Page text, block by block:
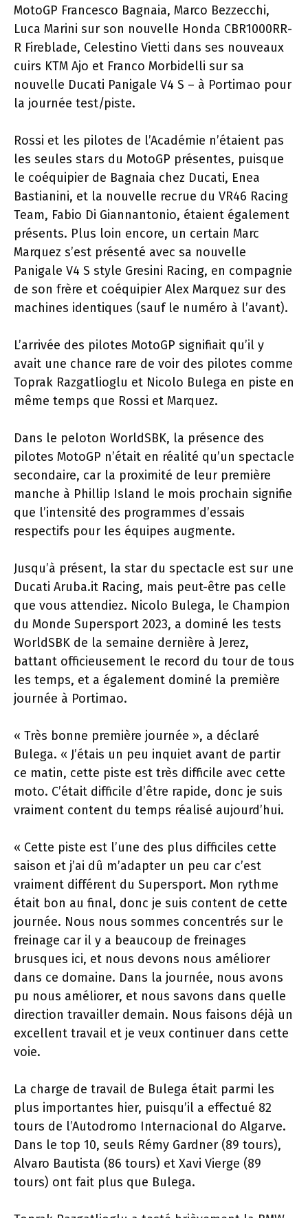
MotoGP Francesco Bagnaia, Marco Bezzecchi,
Luca Marini sur son nouvelle Honda CBR1000RR-
R Fireblade, Celestino Vietti dans ses nouveaux
cuirs KTM Ajo et Franco Morbidelli sur sa
nouvelle Ducati Panigale V4 S – à Portimao pour
la journée test/piste.
Rossi et les pilotes de l’Académie n’étaient pas
les seules stars du MotoGP présentes, puisque
le coéquipier de Bagnaia chez Ducati, Enea
Bastianini, et la nouvelle recrue du VR46 Racing
Team, Fabio Di Giannantonio, étaient également
présents. Plus loin encore, un certain Marc
Marquez s’est présenté avec sa nouvelle
Panigale V4 S style Gresini Racing, en compagnie
de son frère et coéquipier Alex Marquez sur des
machines identiques (sauf le numéro à l’avant).
L’arrivée des pilotes MotoGP signifiait qu’il y
avait une chance rare de voir des pilotes comme
Toprak Razgatlioglu et Nicolo Bulega en piste en
même temps que Rossi et Marquez.
Dans le peloton WorldSBK, la présence des
pilotes MotoGP n’était en réalité qu’un spectacle
secondaire, car la proximité de leur première
manche à Phillip Island le mois prochain signifie
que l’intensité des programmes d’essais
respectifs pour les équipes augmente.
Jusqu’à présent, la star du spectacle est sur une
Ducati Aruba.it Racing, mais peut-être pas celle
que vous attendiez. Nicolo Bulega, le Champion
du Monde Supersport 2023, a dominé les tests
WorldSBK de la semaine dernière à Jerez,
battant officieusement le record du tour de tous
les temps, et a également dominé la première
journée à Portimao.
« Très bonne première journée », a déclaré
Bulega. « J’étais un peu inquiet avant de partir
ce matin, cette piste est très difficile avec cette
moto. C’était difficile d’être rapide, donc je suis
vraiment content du temps réalisé aujourd’hui.
« Cette piste est l’une des plus difficiles cette
saison et j’ai dû m’adapter un peu car c’est
vraiment différent du Supersport. Mon rythme
était bon au final, donc je suis content de cette
journée. Nous nous sommes concentrés sur le
freinage car il y a beaucoup de freinages
brusques ici, et nous devons nous améliorer
dans ce domaine. Dans la journée, nous avons
pu nous améliorer, et nous savons dans quelle
direction travailler demain. Nous faisons déjà un
excellent travail et je veux continuer dans cette
voie.
La charge de travail de Bulega était parmi les
plus importantes hier, puisqu’il a effectué 82
tours de l’Autodromo Internacional do Algarve.
Dans le top 10, seuls Rémy Gardner (89 tours),
Alvaro Bautista (86 tours) et Xavi Vierge (89
tours) ont fait plus que Bulega.